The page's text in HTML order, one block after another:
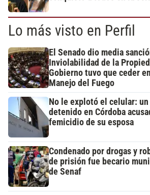
Lo más visto en Perfil
El Senado dio media
Inviolabilidad de la
Gobierno tuvo que ceder
Manejo del Fuego
No le explotó el celular:
detenido en Córdoba
femicidio de su esposa
Condenado por drogas y
de prisión fue becario
de Senaf